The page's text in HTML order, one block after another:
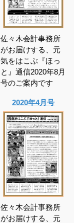
佐々木会計事務所
がお届けする、元
気をはこぶ『ほっ
と』通信2020年8月
号のご案内です
2020年4月号
佐々木会計事務所
がお届けする、元